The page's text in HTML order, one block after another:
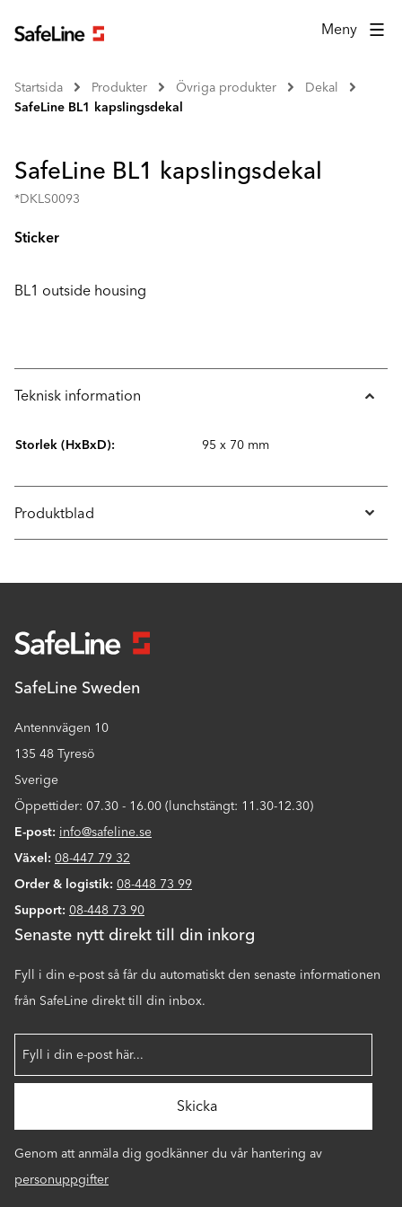
Meny
Startsida Produkter Övriga produkter
Dekal
SafeLine BL1 kapslingsdekal
SafeLine BL1 kapslingsdekal
*DKLS0093
Sticker
BL1 outside housing
Teknisk information
Storlek (HxBxD): 95 x 70 mm
Produktblad
SafeLine Sweden
Antennvägen 10
135 48 Tyresö
Sverige
Öppettider: 07.30 - 16.00 (lunchstängt: 11.30-12.30)
E-post: info@safeline.se
Växel: 08-447 79 32
Order & logistik: 08-448 73 99
Support: 08-448 73 90
Senaste nytt direkt till din inkorg
Fyll i din e-post så får du automatiskt den senaste informationen
från SafeLine direkt till din inbox.
Genom att anmäla dig godkänner du vår hantering av
personuppgifter